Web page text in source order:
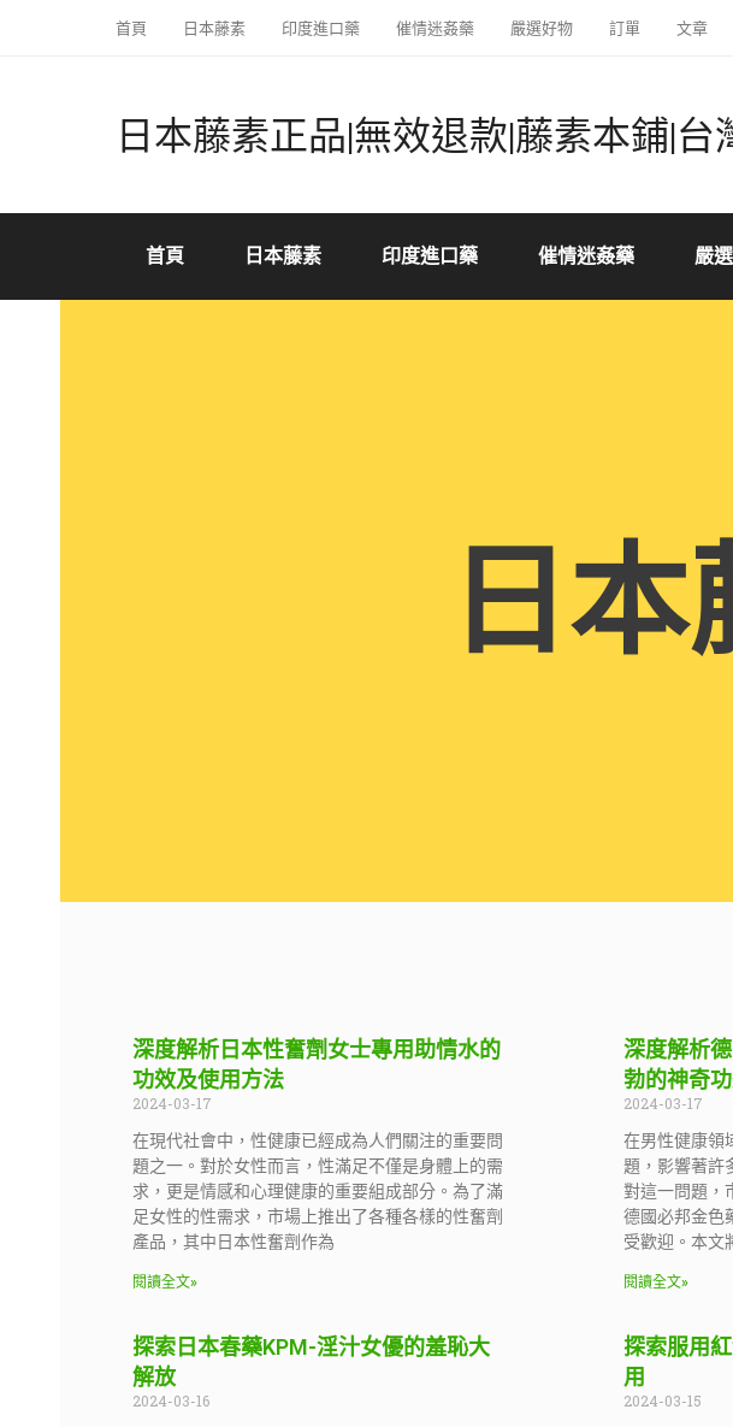
首頁 日本藤素 印度進口藥 催情迷姦藥 嚴選好物 訂單 文章
日本藤素正品|無效退款|藤素本鋪|台
首頁 日本藤素 印度進口藥 催情迷姦藥 嚴
日
深度解析日本性奮劑女士專用助情水的
功效及使用方法
2024-03-17
在現代社會中，性健康已經成為人們關注的重要問
題之一。對於女性而言，性滿足不僅是身體上的需
求，更是情感和心理健康的重要組成部分。為了滿
足女性的性需求，市場上推出了各種各樣的性奮劑
產品，其中日本性奮劑作為
閱讀全文»
深度解析
勃的神奇
2024-03-17
在男性健康領
題，影響著許
對這一問題，
德國必邦金色
受歡迎。本文
閱讀全文»
探索日本春藥KPM-淫汁女優的羞恥大
解放
2024-03-16
探索服用
用
2024-03-15